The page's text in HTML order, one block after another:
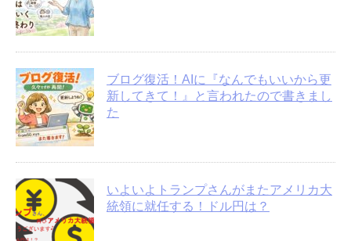
ブログ復活！AIに『なんでもいいから更
新してきて！』と言われたので書きまし
た
いよいよトランプさんがまたアメリカ大
統領に就任する！ドル円は？